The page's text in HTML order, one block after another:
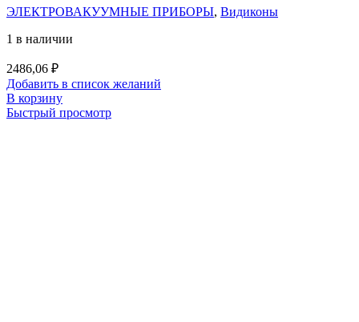
ЭЛЕКТРОВАКУУМНЫЕ ПРИБОРЫ, Видиконы
1 в наличии
2486,06 ₽
Добавить в список желаний
В корзину
Быстрый просмотр